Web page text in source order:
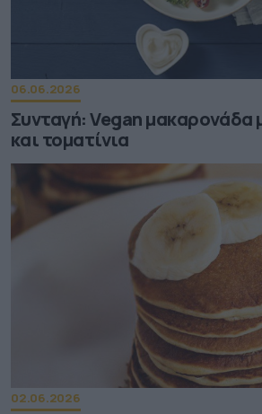
06.06.2026
Συνταγή: Vegan μακαρονάδα
και τοματίνια
02.06.2026